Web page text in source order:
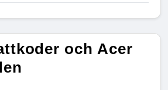
och Acer